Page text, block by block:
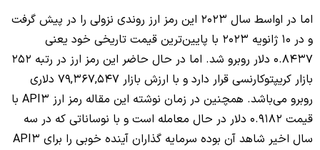
اما در اواسط سال 2023 این رمز ارز روندی نزولی را در پیش گرفت
و در 10 ژانویه 2023 با پایین‌ترین قیمت تاریخی خود یعنی
0.8437 دلار روبرو شد. اما در حال حاضر این رمز ارز در رتبه 252
بازار کریپتوکارنسی قرار دارد و با ارزش بازار 79,367,547 دلاری
روبرو می‌باشد. همچنین در زمان نوشته این مقاله رمز ارز API3 با
قیمت 0.9182 دلار در حال معامله است و با نوساناتی که در سه
سال اخیر شاهد آن بوده سرمایه گذاران آینده خوبی را برای API3